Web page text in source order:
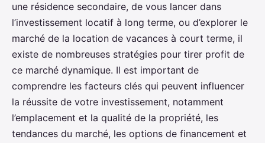
une résidence secondaire, de vous lancer dans
l’investissement locatif à long terme, ou d’explorer le
marché de la location de vacances à court terme, il
existe de nombreuses stratégies pour tirer profit de
ce marché dynamique. Il est important de
comprendre les facteurs clés qui peuvent influencer
la réussite de votre investissement, notamment
l’emplacement et la qualité de la propriété, les
tendances du marché, les options de financement et